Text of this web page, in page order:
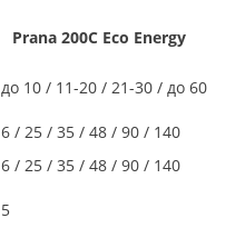
Prana 200C Eco Energy
до 10 / 11-20 / 21-30 / до 60
6 / 25 / 35 / 48 / 90 / 140
6 / 25 / 35 / 48 / 90 / 140
5